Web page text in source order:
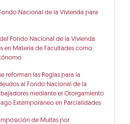
Nacional de la Vivienda para
Fondo Nacional de la Vivienda
en Materia de Facultades como
reforman las Reglas para la
al Fondo Nacional de la
mediante el Otorgamiento
Extemporáneo en Parcialidades
de Multas por